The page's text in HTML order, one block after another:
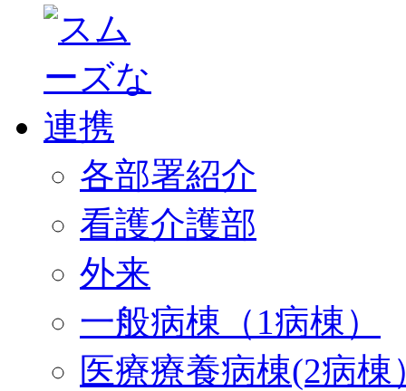
各部署紹介
看護介護部
外来
一般病棟（1病棟）
医療療養病棟(2病棟